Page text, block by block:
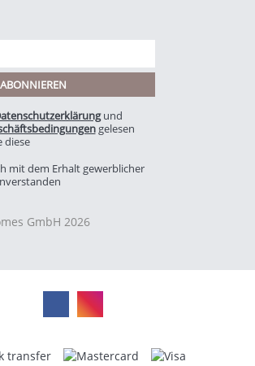
und
gelesen
diese
mit dem Erhalt gewerblicher
GmbH 2026